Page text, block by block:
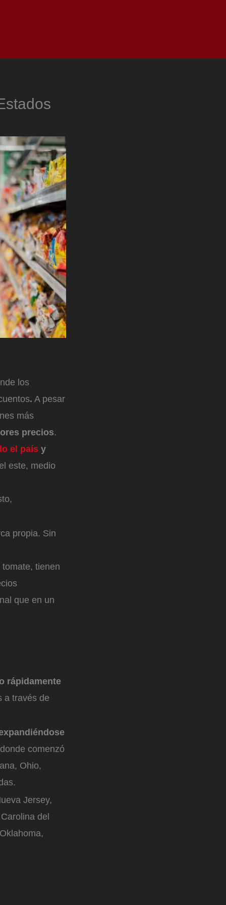
los
. A pesar
más
precios.
el país y
este, medio
propia. Sin
tienen
que en un
rápidamente
a través de
comenzó
Ohio,
Jersey,
del